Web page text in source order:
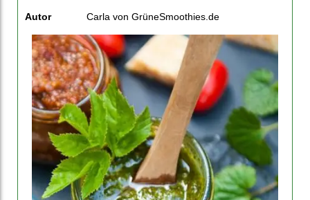
Autor Carla von GrüneSmoothies.de